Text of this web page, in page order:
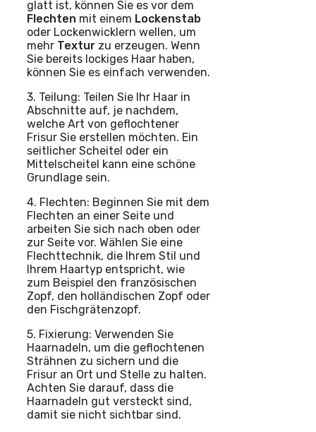
glatt ist, können Sie es vor dem
Flechten mit einem Lockenstab
oder Lockenwicklern wellen, um
mehr Textur zu erzeugen. Wenn
Sie bereits lockiges Haar haben,
können Sie es einfach verwenden.
3. Teilung: Teilen Sie Ihr Haar in
Abschnitte auf, je nachdem,
welche Art von geflochtener
Frisur Sie erstellen möchten. Ein
seitlicher Scheitel oder ein
Mittelscheitel kann eine schöne
Grundlage sein.
4. Flechten: Beginnen Sie mit dem
Flechten an einer Seite und
arbeiten Sie sich nach oben oder
zur Seite vor. Wählen Sie eine
Flechttechnik, die Ihrem Stil und
Ihrem Haartyp entspricht, wie
zum Beispiel den französischen
Zopf, den holländischen Zopf oder
den Fischgrätenzopf.
5. Fixierung: Verwenden Sie
Haarnadeln, um die geflochtenen
Strähnen zu sichern und die
Frisur an Ort und Stelle zu halten.
Achten Sie darauf, dass die
Haarnadeln gut versteckt sind,
damit sie nicht sichtbar sind.